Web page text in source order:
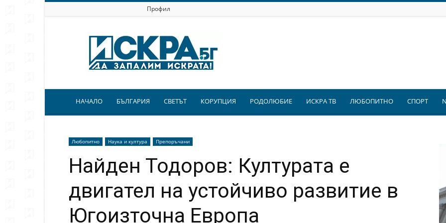
Профил
Искра.бг
НАЧАЛО БЪЛГАРИЯ СВЕТЪТ КОРУПЦИЯ РОДОЛЮБИЕ ИСКРА ТВ ЛЮБОПИТНО СПОРТ
Любопитно Наука и култура Препоръчани
Найден Тодоров: Културата е
двигател на устойчиво развитие в
Югоизточна Европа